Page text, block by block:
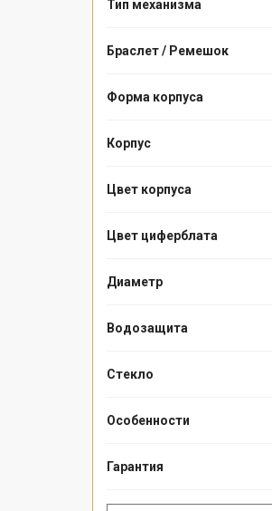
Тип механизма
Браслет / Ремешок
Форма корпуса
Корпус
Цвет корпуса
Цвет циферблата
Диаметр
Водозащита
Стекло
Особенности
Гарантия